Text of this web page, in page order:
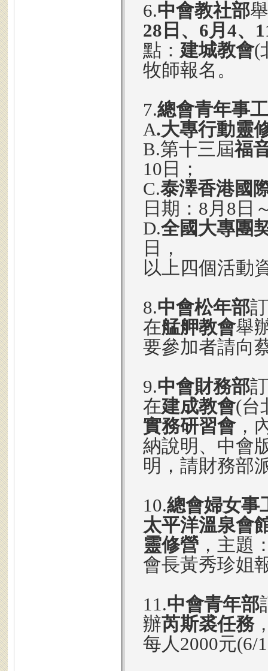
6.中會教社部
28日、6月4、
點： 建城教會(
牧師報名。
7.總會青年事
A.大專行動靈
B.第十三屆福
10日；
C.泰澤香港國
日期：8月8日
D.全國大專團
日，
以上四個活動
8.中會松年部
在艋舺教會舉
要參加者請向
9.中會財務部
在建成教會(台
實務研習會，
納說明、中會
明，請財務部
10.總會婦女事
太平洋溫泉會
靈修營，主題
會長黃秀珍姐
11.中會青年部
辦芮斯裘任務
每人2000元(6/